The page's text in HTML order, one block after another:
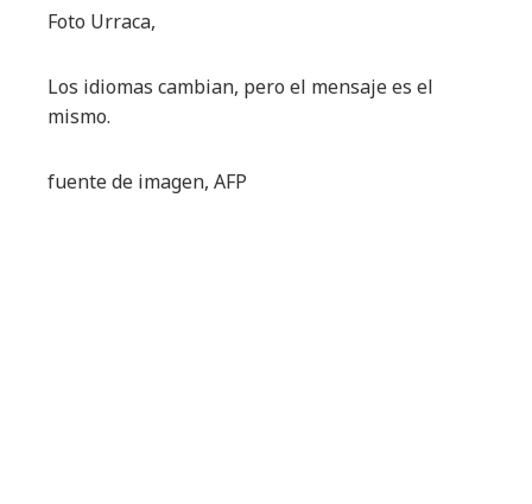
Foto Urraca,
Los idiomas cambian, pero el mensaje es el
mismo.
fuente de imagen, AFP